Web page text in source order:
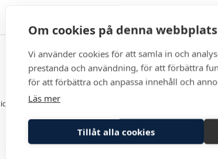
22-23 May
Winterwind in Åre on March
Om cookies på denna webbplats
Vi använder cookies för att samla in och
prestanda och användning, för att förbättra
för att förbättra och anpassa innehåll och
Läs mer
Tillåt alla cookies